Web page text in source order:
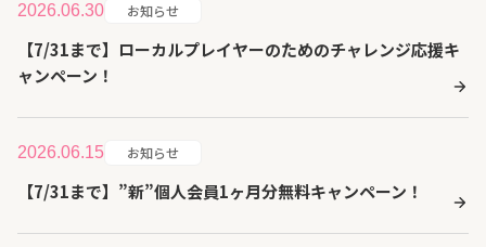
2026.06.30 お知らせ
【7/31まで】ローカルプレイヤーのためのチャレンジ応援キ
ャンペーン！
2026.06.15 お知らせ
【7/31まで】”新”個人会員1ヶ月分無料キャンペーン！